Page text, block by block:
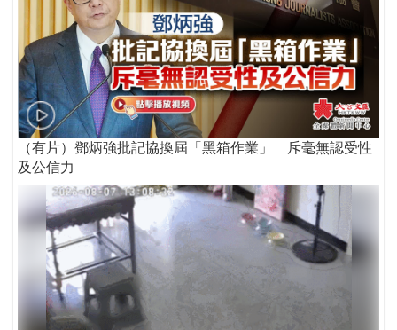
（有片）鄧炳強批記協換屆「黑箱作業」 斥毫無認受性
及公信力